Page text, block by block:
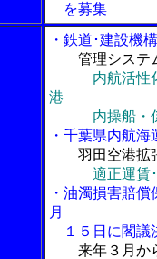
を募集
・鉄道･建設機
管理システ
内航活性
港
内操船・係
・千葉県内航
羽田空港拡
適正運賃
・油濁損害賠
月
１５日に閣議
来年３月か